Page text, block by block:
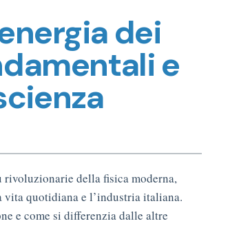
dei
e
rivoluzionarie della fisica moderna,
vita quotidiana e l’industria italiana.
e come si differenzia dalle altre